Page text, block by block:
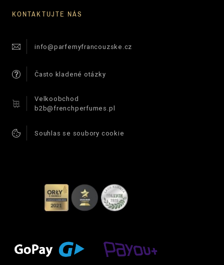
KONTAKTUJTE NÁS
info@parfemyfrancouzske.cz
Často kladené otázky
Velkoobchod
b2b@frenchperfumes.pl
Souhlas se soubory cookie